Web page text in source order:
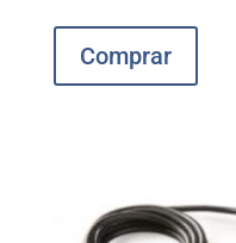
Comprar